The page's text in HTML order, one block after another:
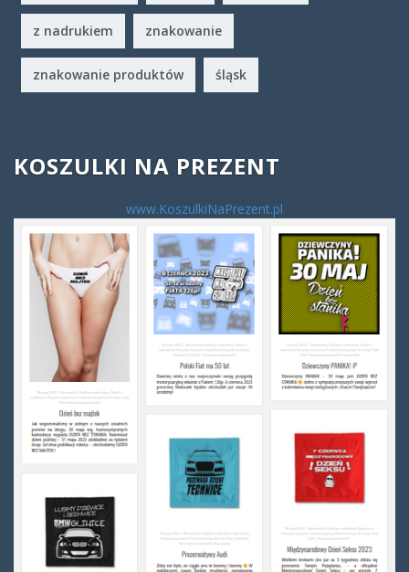
z nadrukiem znakowanie
znakowanie produktów śląsk
KOSZULKI NA PREZENT
www.KoszulkiNaPrezent.pl